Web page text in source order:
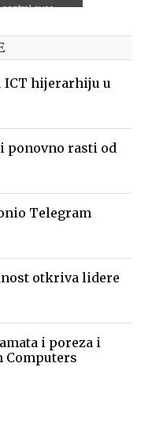
ICT hijerarhiju u
ponovno rasti od
Telegram
otkriva lidere
i poreza i
Computers